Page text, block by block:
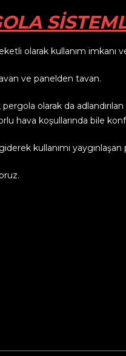
olarak kullanım imkanı
ve panelden tavan.
olarak da
hava koşullarında bile
kullanımı